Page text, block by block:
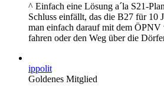
^ Einfach eine Lösung a´la S21-
Schluss einfällt, das die B27 für 10
man einfach darauf mit dem ÖPNV
fahren oder den Weg über die
ippolit
Goldenes Mitglied